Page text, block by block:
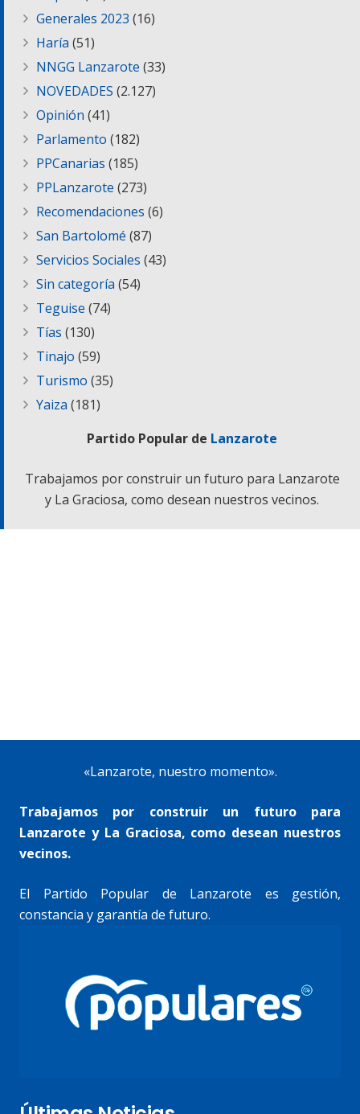
Generales 2023 (16)
Haría (51)
NNGG Lanzarote (33)
NOVEDADES (2.127)
Opinión (41)
Parlamento (182)
PPCanarias (185)
PPLanzarote (273)
Recomendaciones (6)
San Bartolomé (87)
Servicios Sociales (43)
Sin categoría (54)
Teguise (74)
Tías (130)
Tinajo (59)
Turismo (35)
Yaiza (181)
Partido Popular de Lanzarote
Trabajamos por construir un futuro para Lanzarote
y La Graciosa, como desean nuestros vecinos.
«Lanzarote, nuestro momento».
Trabajamos por construir un futuro para
Lanzarote y La Graciosa, como desean nuestros
vecinos.
El Partido Popular de Lanzarote es gestión,
constancia y garantía de futuro.